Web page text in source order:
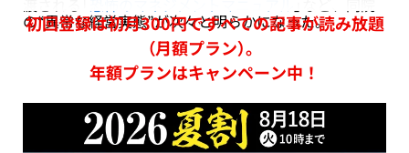
の“異常な経営実態”が次々と明らかになった。
初回登録は初月300円ですべての記事が読み放題
（月額プラン）。
年額プランはキャンペーン中！